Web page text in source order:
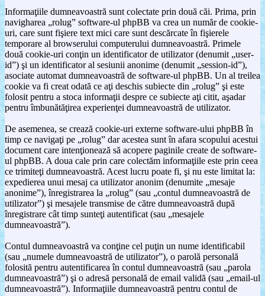
Informaţiile dumneavoastră sunt colectate prin două căi. Prima, prin
navigharea „rolug” software-ul phpBB va crea un număr de cookie-
uri, care sunt fişiere text mici care sunt descărcate în fişierele
temporare al browserului computerului dumneavoastră. Primele
două cookie-uri conţin un identificator de utilizator (denumit „user-
id”) şi un identificator al sesiunii anonime (denumit „session-id”),
asociate automat dumneavoastră de software-ul phpBB. Un al treilea
cookie va fi creat odată ce aţi deschis subiecte din „rolug” şi este
folosit pentru a stoca informaţii despre ce subiecte aţi citit, aşadar
pentru îmbunătăţirea experienţei dumneavoastră de utilizator.
De asemenea, se crează cookie-uri externe software-ului phpBB în
timp ce navigaţi pe „rolug” dar acestea sunt în afara scopului acestui
document care intenţionează să acopere paginile create de software-
ul phpBB. A doua cale prin care colectăm informaţiile este prin ceea
ce trimiteţi dumneavoastră. Acest lucru poate fi, şi nu este limitat la:
expedierea unui mesaj ca utilizator anonim (denumite „mesaje
anonime”), înregistrarea la „rolug” (sau „contul dumneavoastră de
utilizator”) şi mesajele transmise de către dumneavoastră după
înregistrare cât timp sunteţi autentificat (sau „mesajele
dumneavoastră”).
Contul dumneavoastră va conţine cel puţin un nume identificabil
(sau „numele dumneavoastră de utilizator”), o parolă personală
folosită pentru autentificarea în contul dumneavoastră (sau „parola
dumneavoastră”) şi o adresă personală de email validă (sau „email-ul
dumneavoastră”). Informaţiile dumneavoastră pentru contul de